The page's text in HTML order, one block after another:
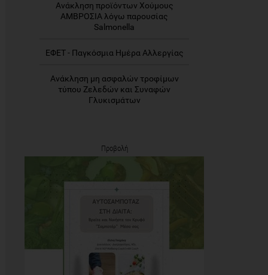
Ανάκληση προϊόντων Χούμους
ΑΜΒΡΟΣΙΑ λόγω παρουσίας
Salmonella
ΕΦΕΤ - Παγκόσμια Ημέρα Αλλεργίας
Ανάκληση μη ασφαλών τροφίμων
τύπου Ζελεδών και Συναφών
Γλυκισμάτων
Προβολή